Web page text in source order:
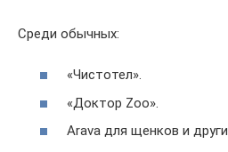
Среди обычных:
«Чистотел».
«Доктор Zoo».
Arava для щенков и